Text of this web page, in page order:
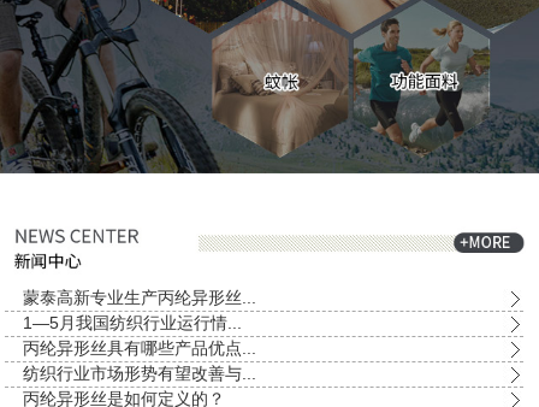
蒙泰高新专业生产丙纶异形丝...
1—5月我国纺织行业运行情...
丙纶异形丝具有哪些产品优点...
纺织行业市场形势有望改善与...
丙纶异形丝是如何定义的？